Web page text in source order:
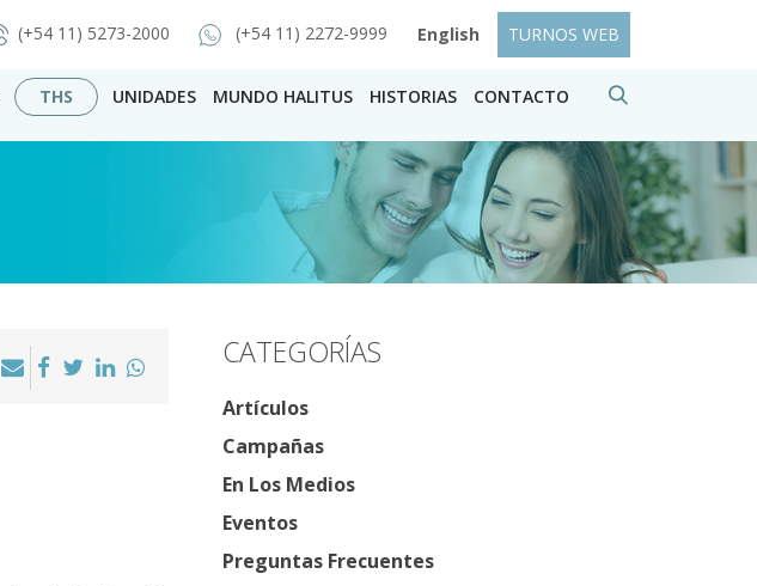
(+54 11) 5273-2000 (+54 11) 2272-9999 English TURNOS WEB
THS UNIDADES MUNDO HALITUS HISTORIAS CONTACTO
CATEGORÍAS
Artículos
Campañas
En Los Medios
Eventos
Preguntas Frecuentes